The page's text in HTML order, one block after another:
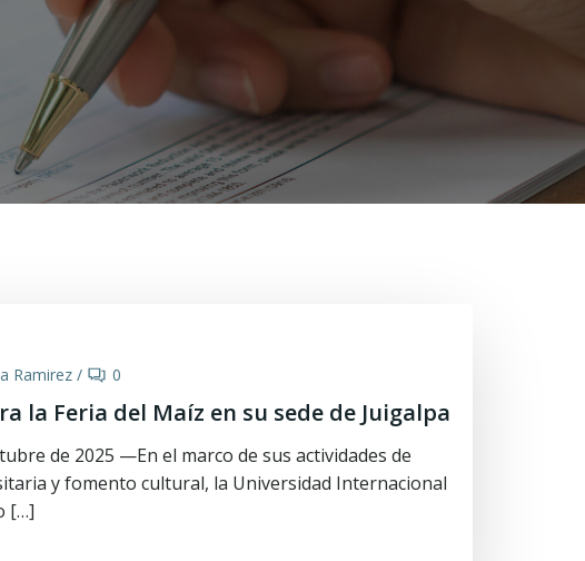
Ramirez / 0
la Feria del Maíz en su sede de Juigalpa
de 2025 —En el marco de sus actividades de
y fomento cultural, la Universidad Internacional
[…]